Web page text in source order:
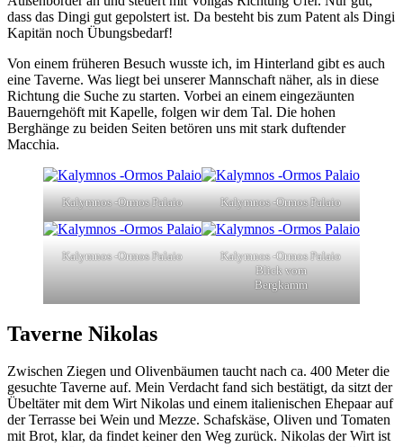
dass das Dingi gut gepolstert ist. Da besteht bis zum Patent als Dingi
Kapitän noch Übungsbedarf!
Von einem früheren Besuch wusste ich, im Hinterland gibt es auch
eine Taverne. Was liegt bei unserer Mannschaft näher, als in diese
Richtung die Suche zu starten. Vorbei an einem eingezäunten
Bauerngehöft mit Kapelle, folgen wir dem Tal. Die hohen
Berghänge zu beiden Seiten betören uns mit stark duftender
Macchia.
Kalymnos -Ormos Palaio Kalymnos -Ormos Palaio
Kalymnos -Ormos Palaio
Kalymnos -Ormos Palaio
Blick vom
Bergkamm
Taverne Nikolas
Zwischen Ziegen und Olivenbäumen taucht nach ca. 400 Meter die
gesuchte Taverne auf. Mein Verdacht fand sich bestätigt, da sitzt der
Übeltäter mit dem Wirt Nikolas und einem italienischen Ehepaar auf
der Terrasse bei Wein und Mezze. Schafskäse, Oliven und Tomaten
mit Brot, klar, da findet keiner den Weg zurück. Nikolas der Wirt ist